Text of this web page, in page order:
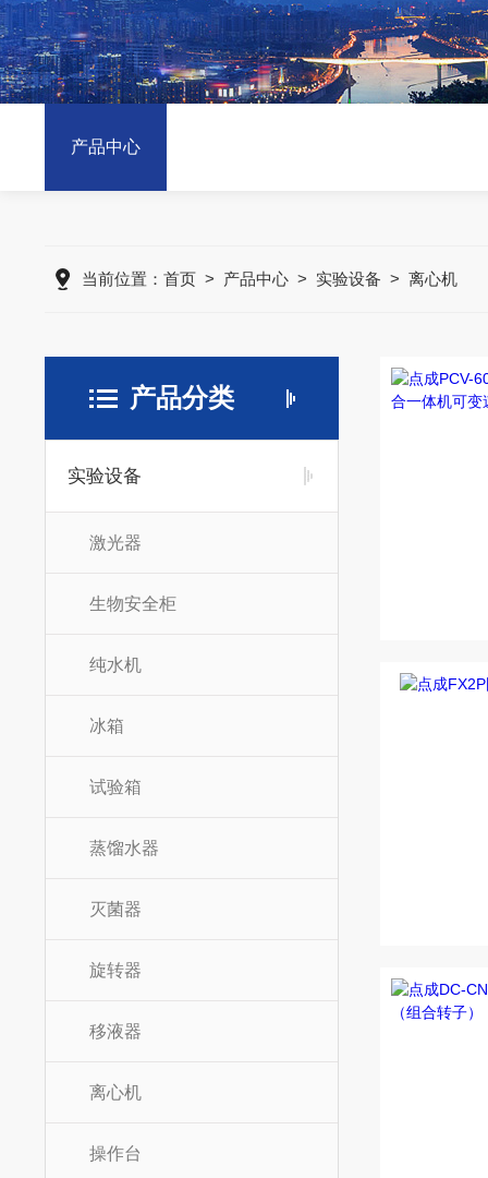
产品中心
当前位置： 首页> 产品中心> 实验设备 > 离心机
产品分类
实验设备
激光器
生物安全柜
纯水机
冰箱
试验箱
蒸馏水器
灭菌器
旋转器
移液器
离心机
操作台